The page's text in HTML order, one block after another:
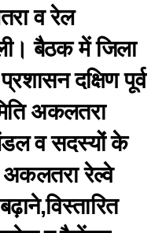
व रेल
बैठक में जिला
दक्षिण पूर्व
अकलतरा
व सदस्यों के
रेल्वे